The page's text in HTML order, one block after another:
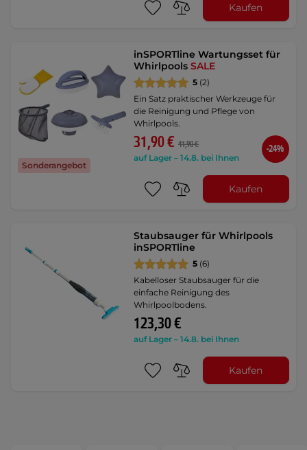
Kaufen
Sonderangebot
inSPORTline Wartungsset für
WhirlpoolsSALE
5 (2)
Ein Satz praktischer Werkzeuge für
die Reinigung und Pflege von
Whirlpools.
31,90 € 41,90 €
auf Lager – 14.8. bei Ihnen
-24%
Kaufen
Staubsauger für Whirlpools
inSPORTline
5 (6)
Kabelloser Staubsauger für die
einfache Reinigung des
Whirlpoolbodens.
123,30 €
auf Lager – 14.8. bei Ihnen
Kaufen